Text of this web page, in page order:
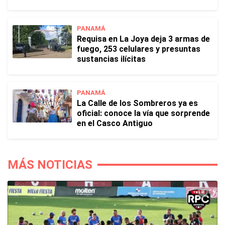
PANAMÁ
Requisa en La Joya deja 3 armas de
fuego, 253 celulares y presuntas
sustancias ilícitas
PANAMÁ
La Calle de los Sombreros ya es
oficial: conoce la vía que sorprende
en el Casco Antiguo
MÁS NOTICIAS